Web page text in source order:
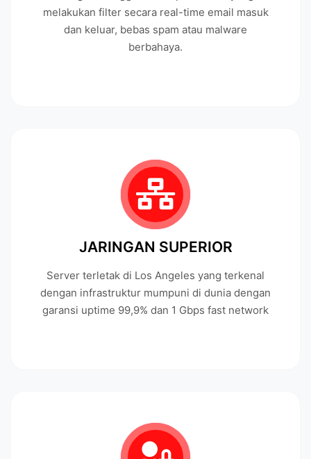
melakukan filter secara real-time email masuk
dan keluar, bebas spam atau malware
berbahaya.
JARINGAN SUPERIOR
Server terletak di Los Angeles yang terkenal
dengan infrastruktur mumpuni di dunia dengan
garansi uptime 99,9% dan 1 Gbps fast network